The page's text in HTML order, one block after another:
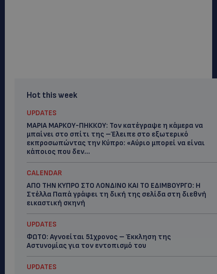
Hot this week
UPDATES
ΜΑΡΙΑ ΜΑΡΚΟΥ-ΠΗΚΚΟΥ: Τον κατέγραψε η κάμερα να
μπαίνει στο σπίτι της –Έλειπε στο εξωτερικό
εκπροσωπώντας την Κύπρο: «Αύριο μπορεί να είναι
κάποιος που δεν...
CALENDAR
ΑΠΟ ΤΗΝ ΚΥΠΡΟ ΣΤΟ ΛΟΝΔΙΝΟ ΚΑΙ ΤΟ ΕΔΙΜΒΟΥΡΓΟ: Η
Στέλλα Παπά γράφει τη δική της σελίδα στη διεθνή
εικαστική σκηνή
UPDATES
ΦΩΤΟ: Αγνοείται 51χρονος – Έκκληση της
Αστυνομίας για τον εντοπισμό του
UPDATES